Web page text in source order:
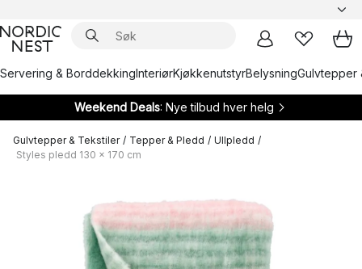
Servering & BorddekkingInteriørKjøkkenutstyrBelysningGulvtepper
Weekend Deals: Nye tilbud hver helg
Gulvtepper & Tekstiler / Tepper & Pledd / Ullpledd /
Styles pledd 130 x 170 cm